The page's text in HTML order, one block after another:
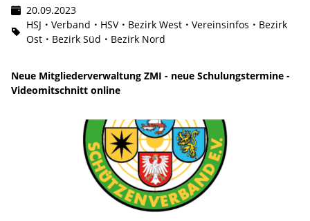
20.09.2023
HSJ
Verband HSV Bezirk West Vereinsinfos
Bezirk
Ost
Bezirk Süd Bezirk Nord
Neue Mitgliederverwaltung ZMI - neue Schulungstermine -
Videomitschnitt online